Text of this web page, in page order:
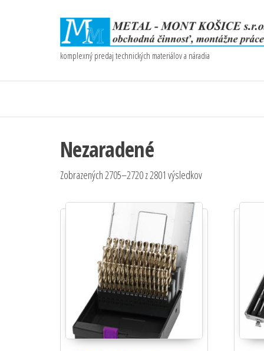
komplexný predaj technických materiálov a náradia
Nezaradené
Zobrazených 2705–2720 z 2801 výsledkov